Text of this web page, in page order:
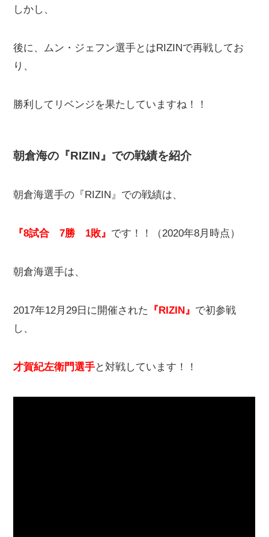
しかし、
後に、ムン・ジェフン選手とはRIZINで再戦してお
り、
勝利してリベンジを果たしていますね！！
朝倉海の『RIZIN』での戦績を紹介
朝倉海選手の『RIZIN』での戦績は、
『8試合 7勝 1敗』 です！！（2020年8月時点）
朝倉海選手は、
2017年12月29日に開催された 『RIZIN』 で初参戦
し、
才賀紀左衛門選手と対戦しています！！